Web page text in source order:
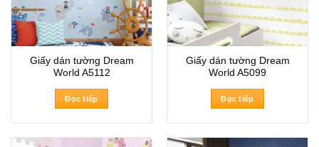
Giấy dán tường Dream
World A5112
Đọc tiếp
Giấy dán tường Dream
World A5099
Đọc tiếp